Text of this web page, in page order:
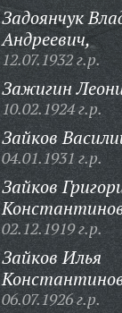
Задоянчук
Андреевич,
12.07.1932 г.р.
Зажигин
10.02.1924 г.р.
Зайков
04.01.1931 г.р.
Зайков
02.12.1919 г.р.
Зайков Илья
06.07.1926 г.р.